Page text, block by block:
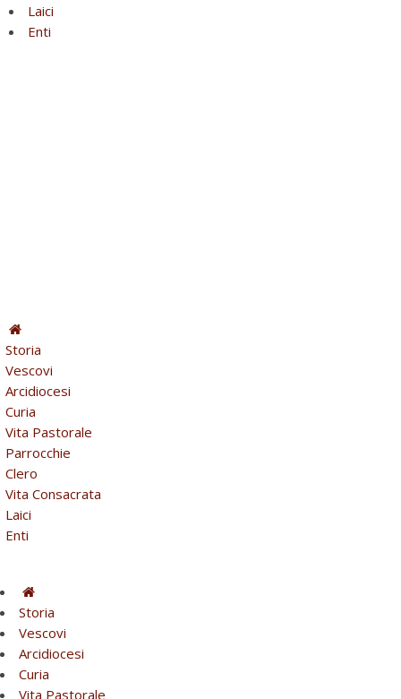
Laici
Enti
Storia
Vescovi
Arcidiocesi
Curia
Vita Pastorale
Parrocchie
Clero
Vita Consacrata
Laici
Enti
Storia
Vescovi
Arcidiocesi
Curia
Vita Pastorale